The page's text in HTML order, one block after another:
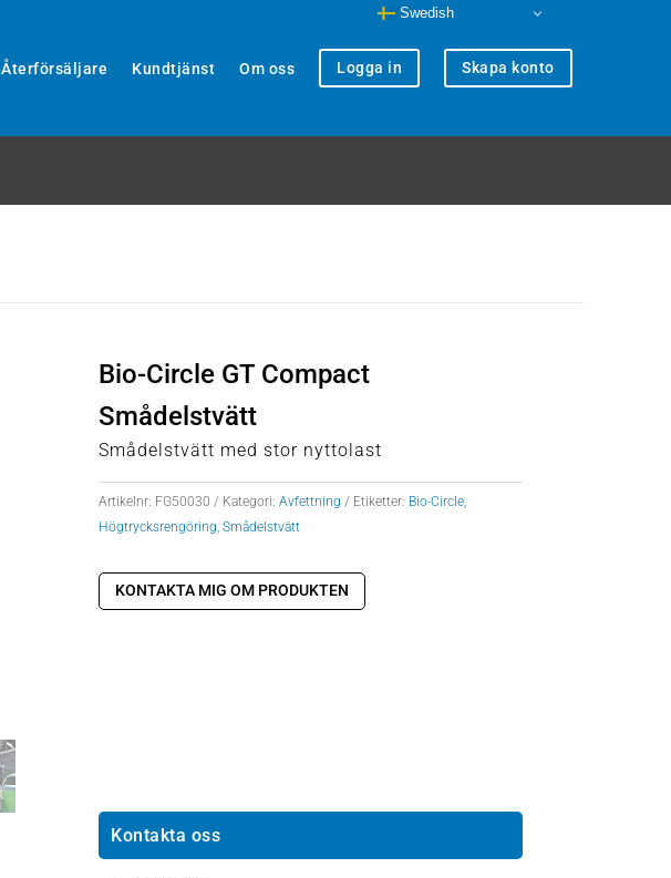
Återförsäljare Kundtjänst Om oss Logga in Skapa konto
Bio-Circle GT Compact
Smådelstvätt
Smådelstvätt med stor nyttolast
Artikelnr: FG50030 Kategori: Avfettning Etiketter: Bio-Circle,
Högtrycksrengöring, Smådelstvätt
KONTAKTA MIG OM PRODUKTEN
Kontakta oss
Swedish